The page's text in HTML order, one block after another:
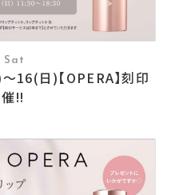
Sat
16(日)【OPERA】刻印
‼︎